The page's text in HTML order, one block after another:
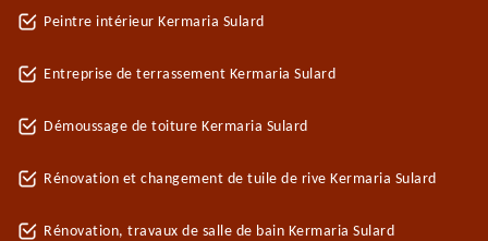
Peintre intérieur Kermaria Sulard
Entreprise de terrassement Kermaria Sulard
Démoussage de toiture Kermaria Sulard
Rénovation et changement de tuile de rive Kermaria Sulard
Rénovation, travaux de salle de bain Kermaria Sulard